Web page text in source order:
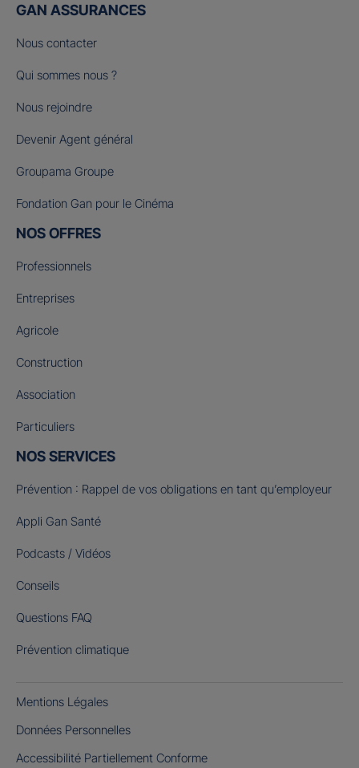
GAN ASSURANCES
Nous contacter
Qui sommes nous ?
Nous rejoindre
Devenir Agent général
Groupama Groupe
Fondation Gan pour le Cinéma
NOS OFFRES
Professionnels
Entreprises
Agricole
Construction
Association
Particuliers
NOS SERVICES
Prévention : Rappel de vos obligations en tant qu’employeur
Appli Gan Santé
Podcasts / Vidéos
Conseils
Questions FAQ
Prévention climatique
Mentions Légales
Données Personnelles
Accessibilité Partiellement Conforme